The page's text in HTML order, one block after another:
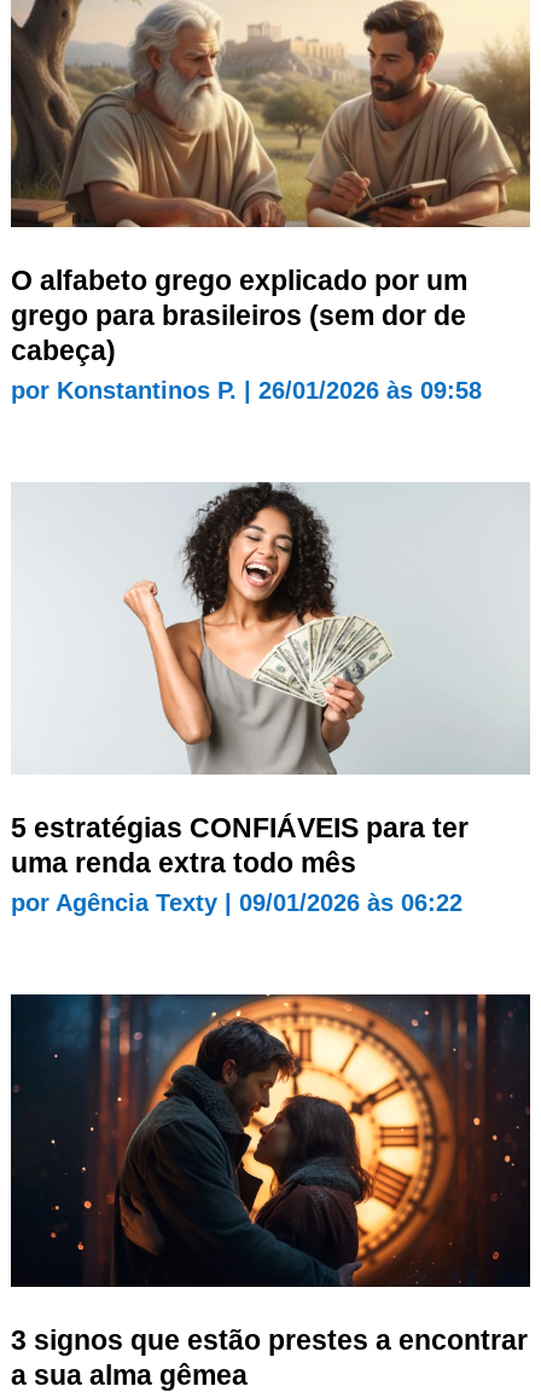
O alfabeto grego explicado por um
grego para brasileiros (sem dor de
cabeça)
por Konstantinos P. 26/01/2026 às 09:58
5 estratégias CONFIÁVEIS para ter
uma renda extra todo mês
por Agência Texty| 09/01/2026 às 06:22
3 signos que estão prestes a encontrar
a sua alma gêmea